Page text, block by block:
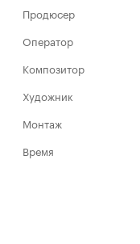
Продюсер
Оператор
Композитор
Художник
Монтаж
Время